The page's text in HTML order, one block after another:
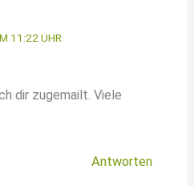
11:22 UHR
dir zugemailt. Viele
Antworten